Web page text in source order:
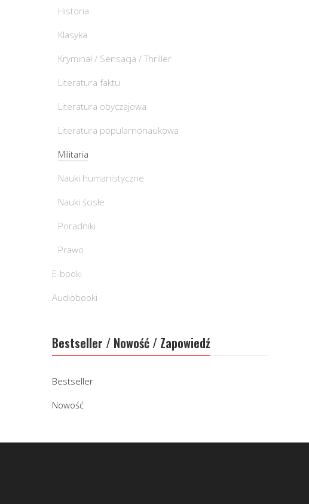
Historia
Klasyka
Kryminał / Sensacja / Thriller
Literatura faktu
Literatura obyczajowa
Literatura popularnonaukowa
Militaria
Nauki humanistyczne
Nauki ścisłe
Poradniki
Prawo
E-booki
Audiobooki
Bestseller / Nowość / Zapowiedź
Bestseller
Nowość